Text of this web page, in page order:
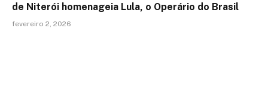
de Niterói homenageia Lula, o Operário do Brasil
fevereiro 2, 2026